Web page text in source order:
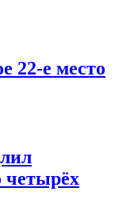
22-е место
четырёх